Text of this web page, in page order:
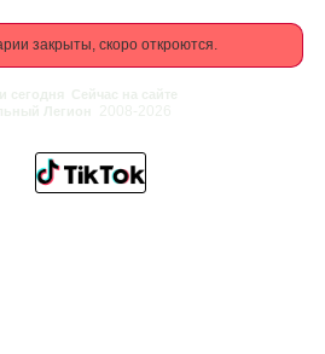
закрыты, скоро откроются.